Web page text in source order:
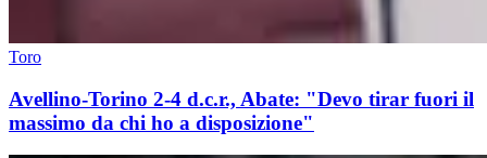
Toro
Avellino-Torino 2-4 d.c.r., Abate: "Devo tirar fuori il
massimo da chi ho a disposizione"